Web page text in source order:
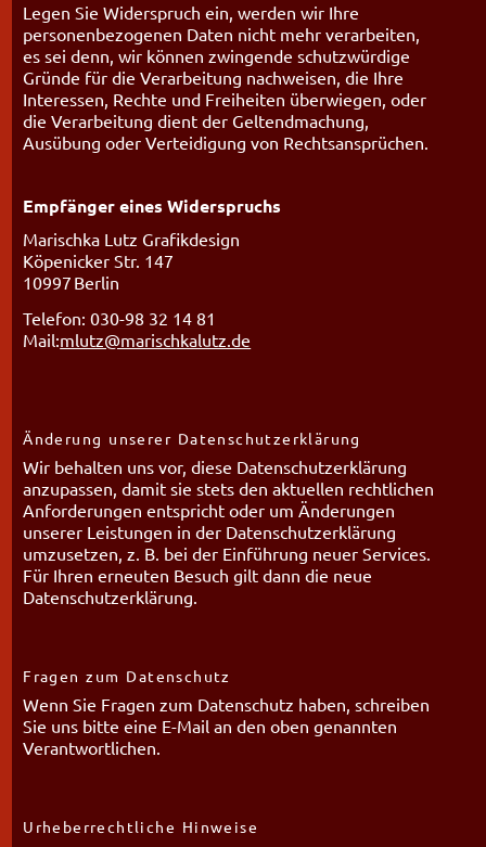
Legen Sie Widerspruch ein, werden wir Ihre
personenbezogenen Daten nicht mehr verarbeiten,
es sei denn, wir können zwingende schutzwürdige
Gründe für die Verarbeitung nachweisen, die Ihre
Interessen, Rechte und Freiheiten überwiegen, oder
die Verarbeitung dient der Geltendmachung,
Ausübung oder Verteidigung von Rechtsansprüchen.
Empfänger eines Widerspruchs
Marischka Lutz Grafikdesign
Köpenicker Str. 147
10997 Berlin
Telefon: 030-98 32 14 81
Mail:mlutz@marischkalutz.de
Änderung unserer Datenschutzerklärung
Wir behalten uns vor, diese Datenschutzerklärung
anzupassen, damit sie stets den aktuellen rechtlichen
Anforderungen entspricht oder um Änderungen
unserer Leistungen in der Datenschutzerklärung
umzusetzen, z. B. bei der Einführung neuer Services.
Für Ihren erneuten Besuch gilt dann die neue
Datenschutzerklärung.
Fragen zum Datenschutz
Wenn Sie Fragen zum Datenschutz haben, schreiben
Sie uns bitte eine E-Mail an den oben genannten
Verantwortlichen.
Urheberrechtliche Hinweise